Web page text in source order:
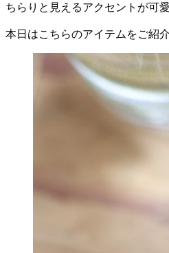
ちらりと見えるアクセントが可愛
本日はこちらのアイテムをご紹介